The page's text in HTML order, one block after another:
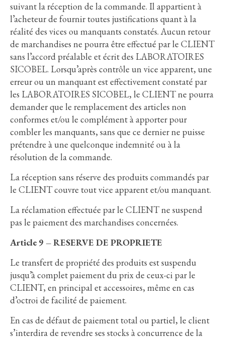
suivant la réception de la commande. Il appartient à
l’acheteur de fournir toutes justifications quant à la
réalité des vices ou manquants constatés. Aucun retour
de marchandises ne pourra être effectué par le CLIENT
sans l’accord préalable et écrit des LABORATOIRES
SICOBEL. Lorsqu’après contrôle un vice apparent, une
erreur ou un manquant est effectivement constaté par
les LABORATOIRES SICOBEL, le CLIENT ne pourra
demander que le remplacement des articles non
conformes et/ou le complément à apporter pour
combler les manquants, sans que ce dernier ne puisse
prétendre à une quelconque indemnité ou à la
résolution de la commande.
La réception sans réserve des produits commandés par
le CLIENT couvre tout vice apparent et/ou manquant.
La réclamation effectuée par le CLIENT ne suspend
pas le paiement des marchandises concernées.
Article 9 – RESERVE DE PROPRIETE
Le transfert de propriété des produits est suspendu
jusqu’à complet paiement du prix de ceux-ci par le
CLIENT, en principal et accessoires, même en cas
d’octroi de facilité de paiement.
En cas de défaut de paiement total ou partiel, le client
s’interdira de revendre ses stocks à concurrence de la